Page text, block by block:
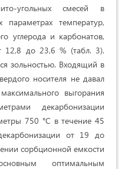
угольных смесей в
температур,
углерода и карбонатов,
12,8 до 23,6 % (табл. 3).
зольностью. Входящий в
носителя не давал
выгорания
декарбонизации
750 °С в течение 45
от 19 до
сорбционной емкости
оптимальным